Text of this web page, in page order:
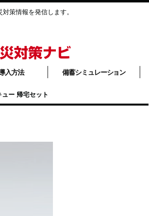
策情報を発信します。
入方法 備蓄シミュレーション
ー 帰宅セット